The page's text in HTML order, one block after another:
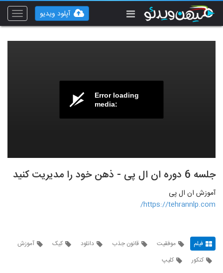
Toggle
آپلود ویدیو
Error loading
media:
جلسه 6 دوره ان ال پی - ذهن خود را مدیریت کنید
آموزش ان ال پی
https://tehrannlp.com/
فیلم موفقیت قانون جذب دانلود کیک
آموزش
کنکور
کلیپ